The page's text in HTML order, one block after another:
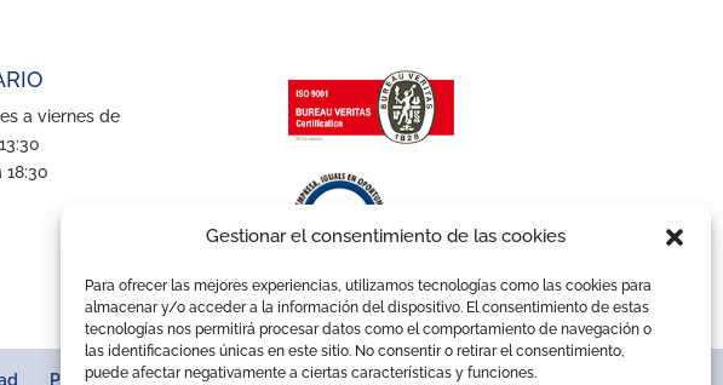
Gestionar el consentimiento de las cookies
Para ofrecer las mejores experiencias, utilizamos tecnologías como las cookies para
almacenar y/o acceder a la información del dispositivo. El consentimiento de estas
tecnologías nos permitirá procesar datos como el comportamiento de navegación o
las identificaciones únicas en este sitio. No consentir o retirar el consentimiento,
puede afectar negativamente a ciertas características y funciones.
a viernes de
18:30
Política de igualdad Términos y condiciones